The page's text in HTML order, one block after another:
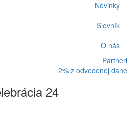
Novinky
Slovník
O nás
Partneri
2% z odvedenej dane
24